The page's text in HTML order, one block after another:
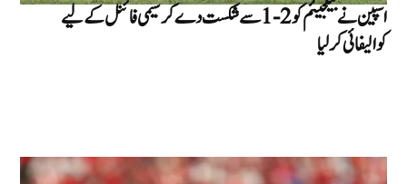
اسپین نے بیلجیئم کو 2-1 سے شکست دے کر سیمی فائنل کے لیے
کوالیفائی کر لیا